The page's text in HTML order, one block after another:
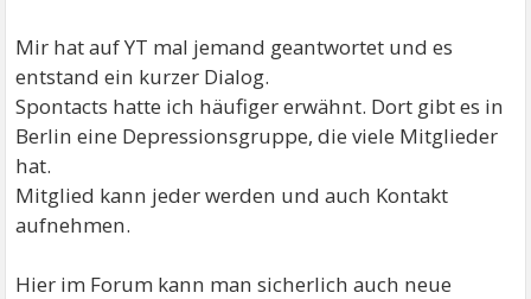
Mir hat auf YT mal jemand geantwortet und es
entstand ein kurzer Dialog.
Spontacts hatte ich häufiger erwähnt. Dort gibt es in
Berlin eine Depressionsgruppe, die viele Mitglieder
hat.
Mitglied kann jeder werden und auch Kontakt
aufnehmen.
Hier im Forum kann man sicherlich auch neue